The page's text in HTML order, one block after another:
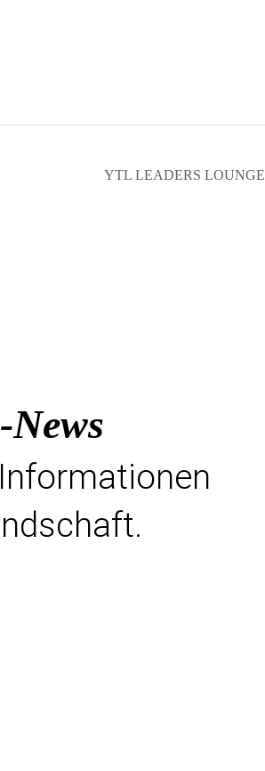
YTL LEADERS LOUNGE